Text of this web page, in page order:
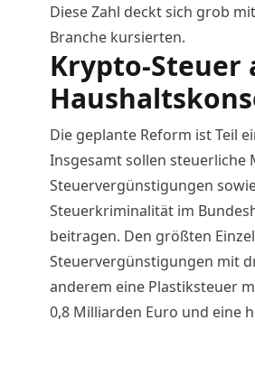
Diese Zahl deckt sich grob
Branche kursierten.
Krypto-Steuer
Die geplante Reform istTeil
Insgesamt sollen steuerliche
Steuervergünstigungen
Steuerkriminalität im
beitragen. Den größten
Steuervergünstigungen mit
anderem eine Plastiksteuer
0,8 Milliarden Euro und eine